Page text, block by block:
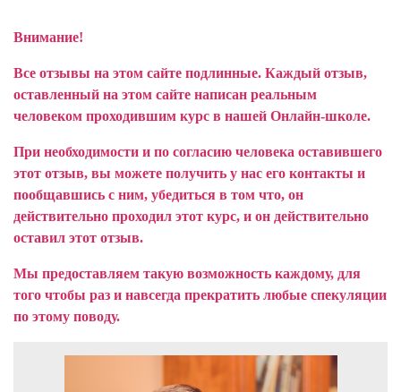
Внимание!
Все отзывы на этом сайте подлинные. Каждый отзыв,
оставленный на этом сайте написан реальным
человеком проходившим курс в нашей Онлайн-школе.
При необходимости и по согласию человека оставившего
этот отзыв, вы можете получить у нас его контакты и
пообщавшись с ним, убедиться в том что, он
действительно проходил этот курс, и он действительно
оставил этот отзыв.
Мы предоставляем такую возможность каждому, для
того чтобы раз и навсегда прекратить любые спекуляции
по этому поводу.